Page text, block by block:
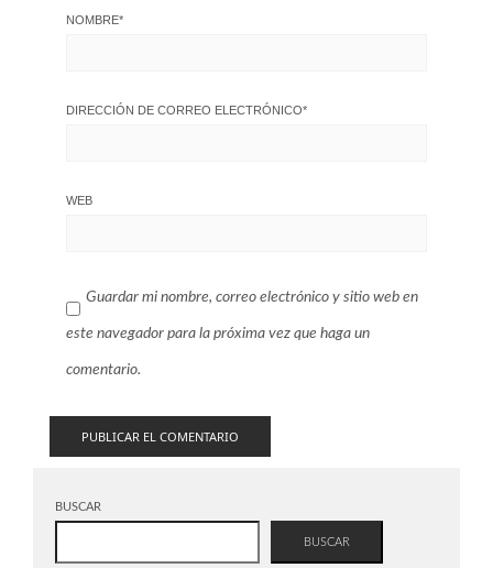
NOMBRE*
DIRECCIÓN DE CORREO ELECTRÓNICO*
WEB
Guardar mi nombre, correo electrónico y sitio web en
este navegador para la próxima vez que haga un
comentario.
BUSCAR
BUSCAR